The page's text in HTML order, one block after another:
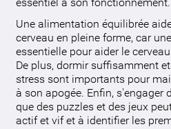
essentiel à son fonctionnement.
Une alimentation équilibrée
cerveau en pleine forme, car
essentielle pour aider le
De plus, dormir suffisamment
stress sont importants pour
à son apogée. Enfin, s'engager
que des puzzles et des jeux
actif et vif et à identifier les